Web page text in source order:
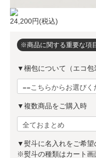
24,200円(税込)
※商品に関する重要な項
▼梱包について（エコ包
▼複数商品をご購入時
▼熨斗に名入れをご希望
※熨斗の種類はカート画